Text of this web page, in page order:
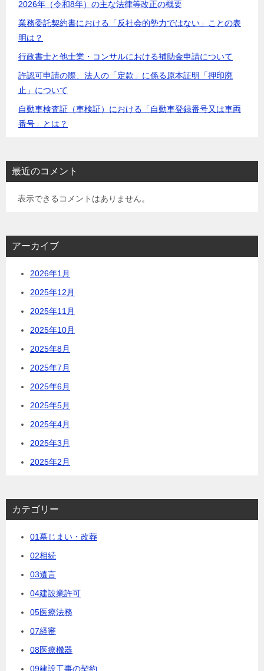
2026年（令和8年）の主な法律等改正の概要
業務委託契約書における「反社会的勢力ではない」ことの表
明は？
行政書士と他士業・コンサルにおける補助金申請について
許認可申請の際、法人の「定款」に係る原本証明「押印廃
止」について
自動車検査証（車検証）における「自動車登録番号又は車両
番号」とは？
最近のコメント
表示できるコメントはありません。
アーカイブ
2026年1月
2025年12月
2025年11月
2025年10月
2025年8月
2025年7月
2025年6月
2025年5月
2025年4月
2025年3月
2025年2月
カテゴリー
01墓じまい・改葬
02相続
03遺言
04建設業許可
05医療法務
07経審
08医療機器
09建設工事の契約